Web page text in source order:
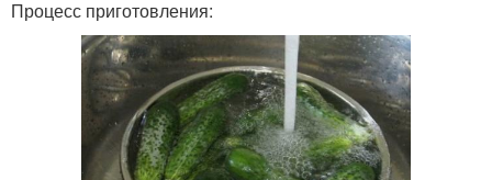
Процесс приготовления: